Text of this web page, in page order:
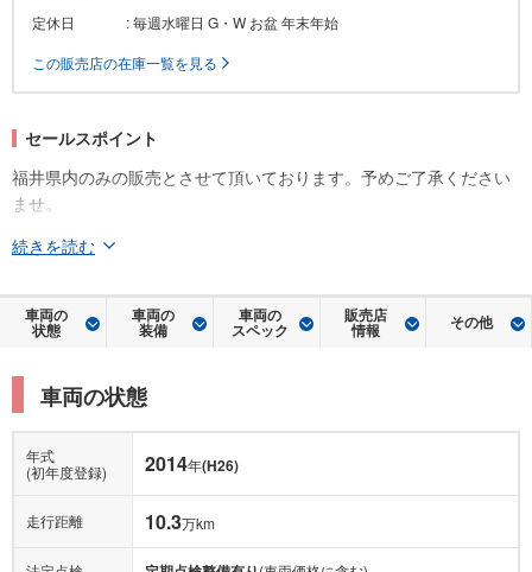
定休日
: 毎週水曜日 G・W お盆 年末年始
この販売店の在庫一覧を見る
セールスポイント
福井県内のみの販売とさせて頂いております。予めご了承ください
ませ。
続きを読む
車両の
状態
車両の
装備
車両の
スペック
販売店
情報 その他
車両の状態
年式
(初年度登録)
2014年(H26)
走行距離 10.3万km